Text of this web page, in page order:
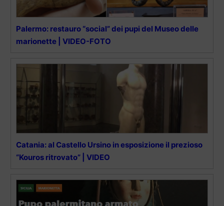
Palermo: restauro “social” dei pupi del Museo delle
marionette | VIDEO-FOTO
Catania: al Castello Ursino in esposizione il prezioso
“Kouros ritrovato” | VIDEO